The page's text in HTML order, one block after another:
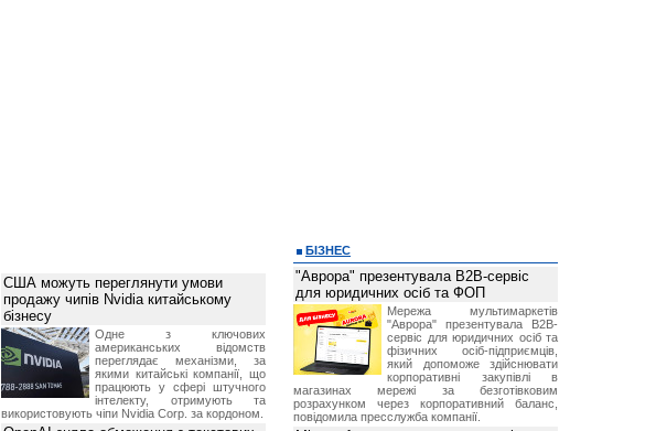
США можуть переглянути умови
продажу чипів Nvidia китайському
бізнесу
Одне з ключових
американських відомств
переглядає механізми, за
якими китайські компанії, що
працюють у сфері штучного
інтелекту, отримують та
використовують чіпи Nvidia Corp. за кордоном.
БІЗНЕС
"Аврора" презентувала B2B-сервіс
для юридичних осіб та ФОП
Мережа мультимаркетів
"Аврора" презентувала B2B-
сервіс для юридичних осіб та
фізичних осіб-підприємців,
який допоможе здійснювати
корпоративні закупівлі в
магазинах мережі за безготівковим
розрахунком через корпоративний баланс,
повідомила пресслужба компанії.